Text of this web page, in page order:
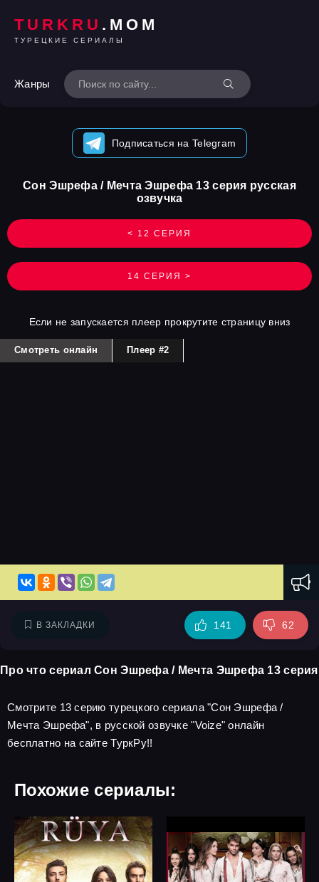
TURKRU .MOM
ТУРЕЦКИЕ СЕРИАЛЫ
Жанры
Подписаться на Telegram
< 12 СЕРИЯ
Сон Эшрефа / Мечта Эшрефа 13 серия русская
озвучка
14 СЕРИЯ >
Если не запускается плеер прокрутите страницу вниз
Смотреть онлайн Плеер #2
В ЗАКЛАДКИ 141 62
Про что сериал Сон Эшрефа / Мечта Эшрефа 13 серия
Смотрите 13 серию турецкого сериала "Сон Эшрефа /
Мечта Эшрефа", в русской озвучке "Voize" онлайн
бесплатно на сайте ТуркРу!!
Похожие сериалы: